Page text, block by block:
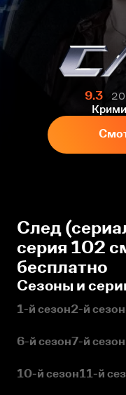
9.3
След
серия 102
бесплатно
Сезоны и
1-й сезон2-й сезон
6-й сезон7-й сезон
10-й сезон11-й